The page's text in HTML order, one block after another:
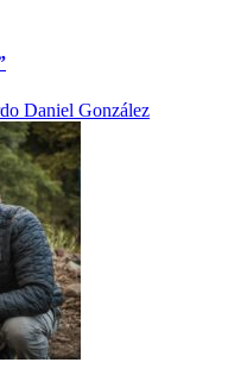
Daniel González